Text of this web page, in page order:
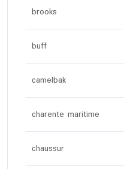
brooks
buff
camelbak
charente maritime
chaussur